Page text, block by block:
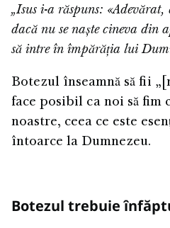
„Isus i-a răspuns:
dacă nu se naște cineva din
să intre în împărăția lui
Botezul înseamnă să fii
face posibil ca noi să fim
noastre, ceea ce este
întoarce la Dumnezeu.
Botezul trebuie